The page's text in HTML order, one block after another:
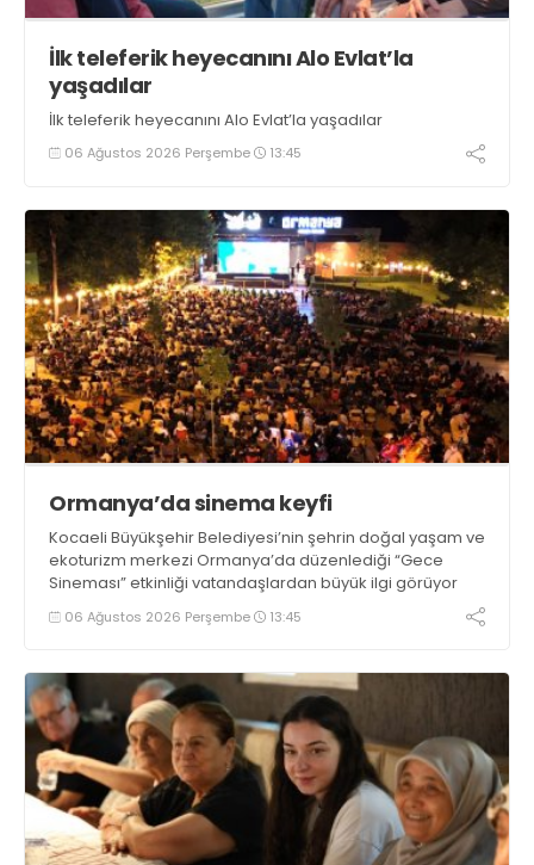
İlk teleferik heyecanını Alo Evlat’la
yaşadılar
İlk teleferik heyecanını Alo Evlat’la yaşadılar
06 Ağustos 2026 Perşembe 13:45
Ormanya’da sinema keyfi
Kocaeli Büyükşehir Belediyesi’nin şehrin doğal yaşam ve
ekoturizm merkezi Ormanya’da düzenlediği “Gece
Sineması” etkinliği vatandaşlardan büyük ilgi görüyor
06 Ağustos 2026 Perşembe 13:45